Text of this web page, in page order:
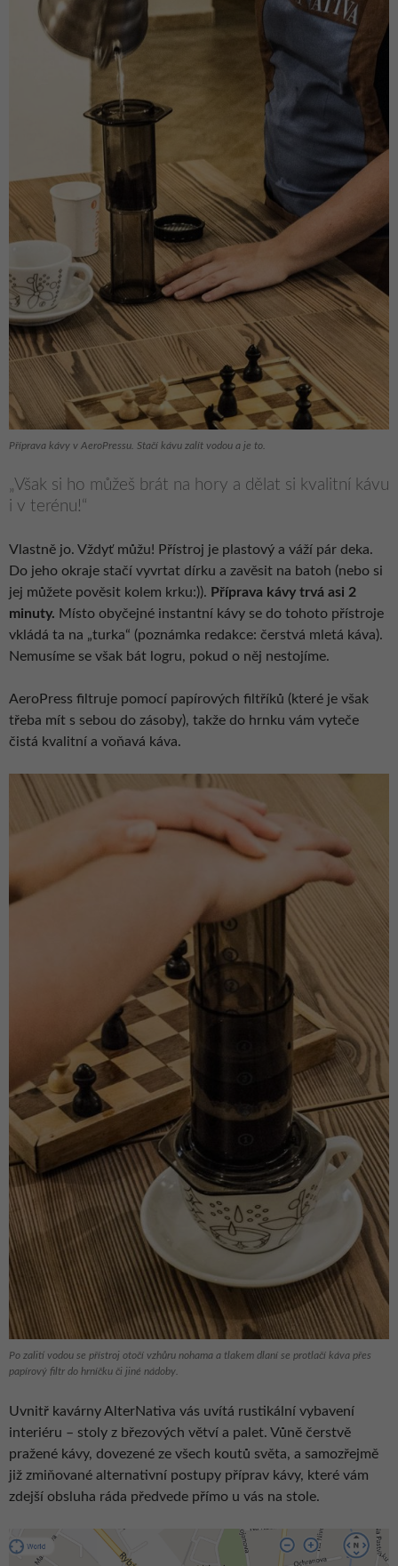
Příprava kávy v AeroPressu. Stačí kávu zalít vodou a je to.
„Však si ho můžeš brát na hory a dělat si kvalitní kávu
i v terénu!“
Vlastně jo. Vždyť můžu! Přístroj je plastový a váží pár deka.
Do jeho okraje stačí vyvrtat dírku a zavěsit na batoh (nebo si
jej můžete pověsit kolem krku:)). Příprava kávy trvá asi 2
minuty. Místo obyčejné instantní kávy se do tohoto přístroje
vkládá ta na „turka“ (poznámka redakce: čerstvá mletá káva).
Nemusíme se však bát logru, pokud o něj nestojíme.
AeroPress filtruje pomocí papírových filtříků (které je však
třeba mít s sebou do zásoby), takže do hrnku vám vyteče
čistá kvalitní a voňavá káva.
Po zalití vodou se přístroj otočí vzhůru nohama a tlakem dlaní se protlačí káva přes
papírový filtr do hrníčku či jiné nádoby.
Uvnitř kavárny AlterNativa vás uvítá rustikální vybavení
interiéru – stoly z březových větví a palet. Vůně čerstvě
pražené kávy, dovezené ze všech koutů světa, a samozřejmě
již zmiňované alternativní postupy příprav kávy, které vám
zdejší obsluha ráda předvede přímo u vás na stole.